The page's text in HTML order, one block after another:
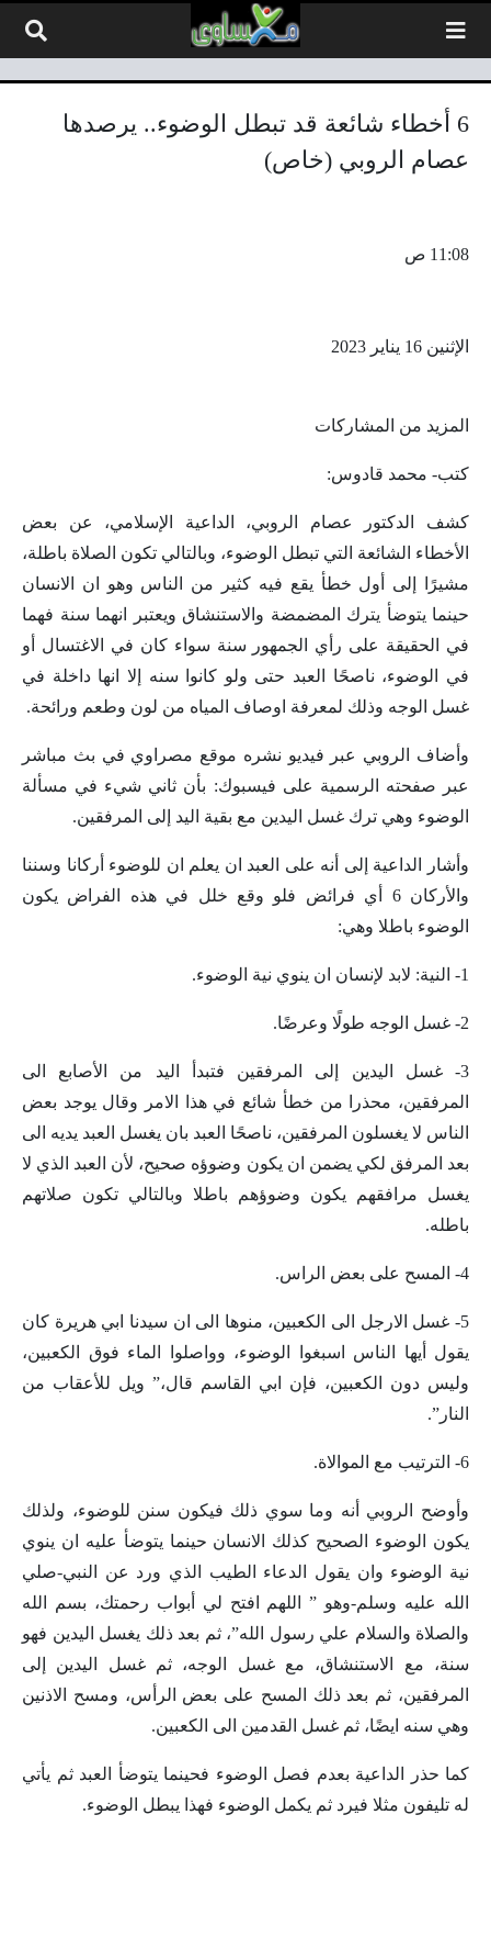
6 أخطاء شائعة قد تبطل الوضوء.. يرصدها
عصام الروبي (خاص)
11:08 ص
الإثنين 16 يناير 2023
المزيد من المشاركات
كتب- محمد قادوس:
كشف الدكتور عصام الروبي، الداعية الإسلامي، عن بعض
الأخطاء الشائعة التي تبطل الوضوء، وبالتالي تكون الصلاة باطلة،
مشيرًا إلى أول خطأ يقع فيه كثير من الناس وهو ان الانسان
حينما يتوضأ يترك المضمضة والاستنشاق ويعتبر انهما سنة فهما
في الحقيقة على رأي الجمهور سنة سواء كان في الاغتسال أو
في الوضوء، ناصحًا العبد حتى ولو كانوا سنه إلا انها داخلة في
غسل الوجه وذلك لمعرفة اوصاف المياه من لون وطعم ورائحة.
وأضاف الروبي عبر فيديو نشره موقع مصراوي في بث مباشر
عبر صفحته الرسمية على فيسبوك: بأن ثاني شيء في مسألة
الوضوء وهي ترك غسل اليدين مع بقية اليد إلى المرفقين.
وأشار الداعية إلى أنه على العبد ان يعلم ان للوضوء أركانا وسننا
والأركان 6 أي فرائض فلو وقع خلل في هذه الفراض يكون
الوضوء باطلا وهي:
1- النية: لابد لإنسان ان ينوي نية الوضوء.
2- غسل الوجه طولًا وعرضًا.
3- غسل اليدين إلى المرفقين فتبدأ اليد من الأصابع الى
المرفقين، محذرا من خطأ شائع في هذا الامر وقال يوجد بعض
الناس لا يغسلون المرفقين، ناصحًا العبد بان يغسل العبد يديه الى
بعد المرفق لكي يضمن ان يكون وضوؤه صحيح، لأن العبد الذي لا
يغسل مرافقهم يكون وضوؤهم باطلا وبالتالي تكون صلاتهم
باطله.
4- المسح على بعض الراس.
5- غسل الارجل الى الكعبين، منوها الى ان سيدنا ابي هريرة كان
يقول أيها الناس اسبغوا الوضوء، وواصلوا الماء فوق الكعبين،
وليس دون الكعبين، فإن ابي القاسم قال،” ويل للأعقاب من
النار”.
6- الترتيب مع الموالاة.
وأوضح الروبي أنه وما سوي ذلك فيكون سنن للوضوء، ولذلك
يكون الوضوء الصحيح كذلك الانسان حينما يتوضأ عليه ان ينوي
نية الوضوء وان يقول الدعاء الطيب الذي ورد عن النبي-صلي
الله عليه وسلم-وهو ” اللهم افتح لي أبواب رحمتك، بسم الله
والصلاة والسلام علي رسول الله”، ثم بعد ذلك يغسل اليدين فهو
سنة، مع الاستنشاق، مع غسل الوجه، ثم غسل اليدين إلى
المرفقين، ثم بعد ذلك المسح على بعض الرأس، ومسح الاذنين
وهي سنه ايضًا، ثم غسل القدمين الى الكعبين.
كما حذر الداعية بعدم فصل الوضوء فحينما يتوضأ العبد ثم يأتي
له تليفون مثلا فيرد ثم يكمل الوضوء فهذا يبطل الوضوء.